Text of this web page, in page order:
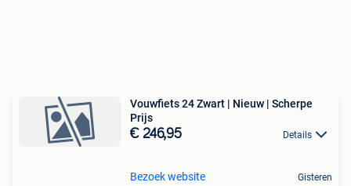
Vouwfiets 24 Zwart | Nieuw | Scherpe
Prijs
€ 246,95 Details
Bezoek website Gisteren